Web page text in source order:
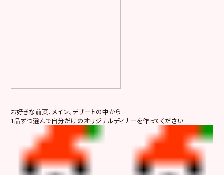
お好きな前菜、メイン、デザートの中から
1品ずつ選んで自分だけのオリジナルディナーを作ってください